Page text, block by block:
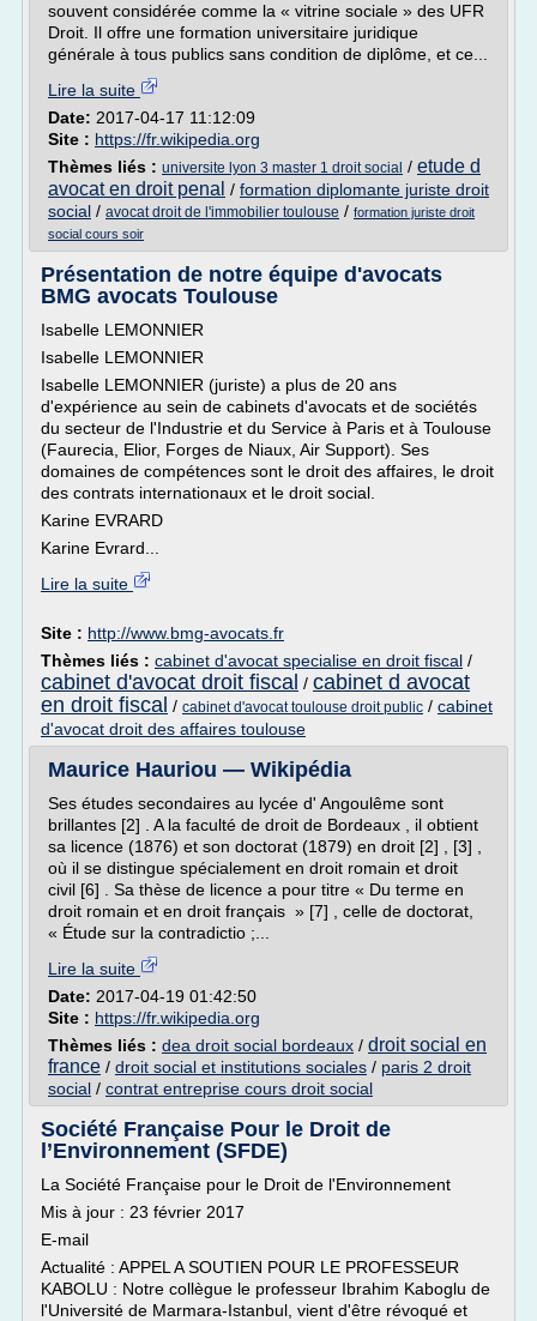
souvent considérée comme la « vitrine sociale » des UFR
Droit. Il offre une formation universitaire juridique
générale à tous publics sans condition de diplôme, et ce...
Lire la suite
Date: 2017-04-17 11:12:09
Site : https://fr.wikipedia.org
Thèmes liés : universite lyon 3 master 1 droit social / etude d
avocat en droit penal / formation diplomante juriste droit
social / avocat droit de l'immobilier toulouse / formation juriste droit
social cours soir
Présentation de notre équipe d'avocats
BMG avocats Toulouse
Isabelle LEMONNIER
Isabelle LEMONNIER
Isabelle LEMONNIER (juriste) a plus de 20 ans
d'expérience au sein de cabinets d'avocats et de sociétés
du secteur de l'Industrie et du Service à Paris et à Toulouse
(Faurecia, Elior, Forges de Niaux, Air Support). Ses
domaines de compétences sont le droit des affaires, le droit
des contrats internationaux et le droit social.
Karine EVRARD
Karine Evrard...
Lire la suite
Site : http://www.bmg-avocats.fr
Thèmes liés : cabinet d'avocat specialise en droit fiscal /
cabinet d'avocat droit fiscal / cabinet d avocat
en droit fiscal / cabinet d'avocat toulouse droit public / cabinet
d'avocat droit des affaires toulouse
Maurice Hauriou — Wikipédia
Ses études secondaires au lycée d' Angoulême sont
brillantes [2] . A la faculté de droit de Bordeaux , il obtient
sa licence (1876) et son doctorat (1879) en droit [2] , [3] ,
où il se distingue spécialement en droit romain et droit
civil [6] . Sa thèse de licence a pour titre « Du terme en
droit romain et en droit français » [7] , celle de doctorat,
« Étude sur la contradictio ;...
Lire la suite
Date: 2017-04-19 01:42:50
Site : https://fr.wikipedia.org
Thèmes liés : dea droit social bordeaux / droit social en
france / droit social et institutions sociales / paris 2 droit
social / contrat entreprise cours droit social
Société Française Pour le Droit de
l’Environnement (SFDE)
La Société Française pour le Droit de l'Environnement
Mis à jour : 23 février 2017
E-mail
Actualité : APPEL A SOUTIEN POUR LE PROFESSEUR
KABOLU : Notre collègue le professeur Ibrahim Kaboglu de
l'Université de Marmara-Istanbul, vient d'être révoqué et